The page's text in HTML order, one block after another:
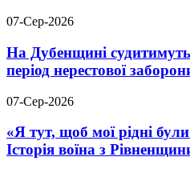
07-Сер-2026
На Дубенщині
період нерестової
07-Сер-2026
«Я тут, щоб мої рідні
Історія воїна з